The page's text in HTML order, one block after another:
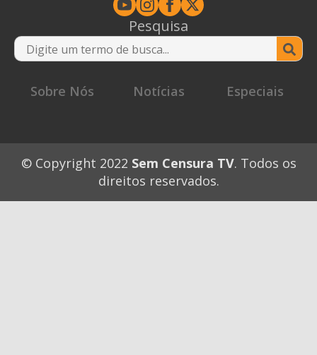
Pesquisa
Sobre Nós
Notícias Especiais
© Copyright 2022 Sem Censura TV. Todos os
direitos reservados.